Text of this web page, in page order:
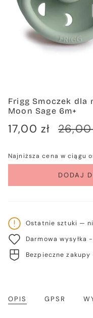
Frigg Smoczek dla
Moon Sage 6m+
Cena
17,00 zł
Cena
26,00
Najniższa cena w ciągu
DODAJ
Ostatnie sztuki —
Darmowa wysyłka
Bezpieczne
OPIS GPSR